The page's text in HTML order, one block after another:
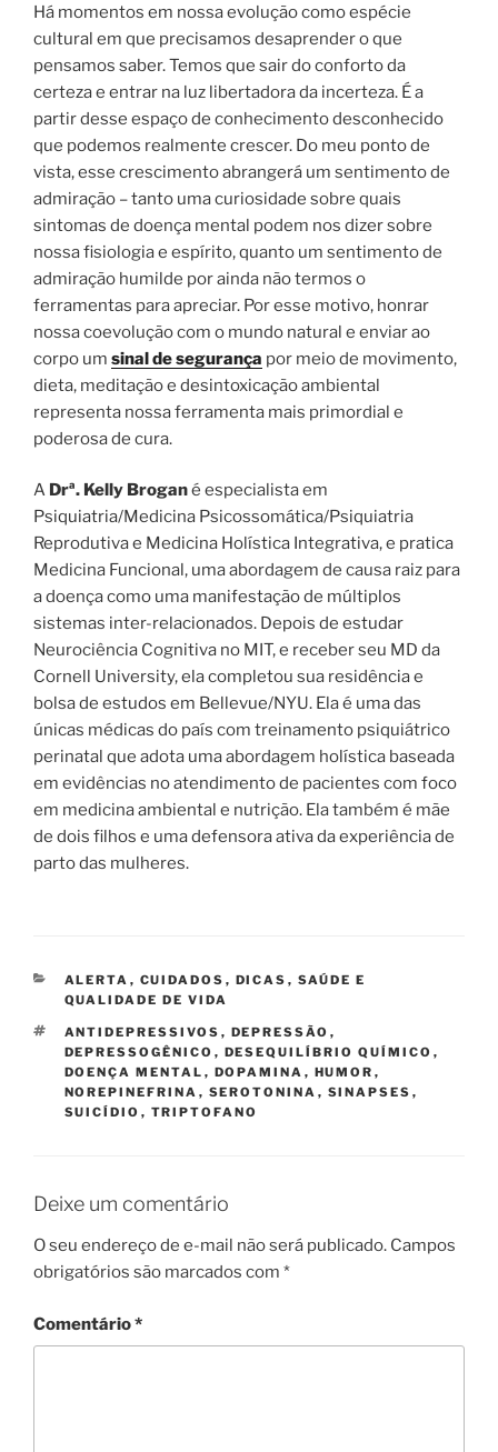
Há momentos em nossa evolução como espécie
cultural em que precisamos desaprender o que
pensamos saber. Temos que sair do conforto da
certeza e entrar na luz libertadora da incerteza. É a
partir desse espaço de conhecimento desconhecido
que podemos realmente crescer. Do meu ponto de
vista, esse crescimento abrangerá um sentimento de
admiração – tanto uma curiosidade sobre quais
sintomas de doença mental podem nos dizer sobre
nossa fisiologia e espírito, quanto um sentimento de
admiração humilde por ainda não termos o
ferramentas para apreciar. Por esse motivo, honrar
nossa coevolução com o mundo natural e enviar ao
corpo um sinal de segurança por meio de movimento,
dieta, meditação e desintoxicação ambiental
representa nossa ferramenta mais primordial e
poderosa de cura.
A Drª. Kelly Brogané especialista em
Psiquiatria/Medicina Psicossomática/Psiquiatria
Reprodutiva e Medicina Holística Integrativa, e pratica
Medicina Funcional, uma abordagem de causa raiz para
a doença como uma manifestação de múltiplos
sistemas inter-relacionados. Depois de estudar
Neurociência Cognitiva no MIT, e receber seu MD da
Cornell University, ela completou sua residência e
bolsa de estudos em Bellevue/NYU. Ela é uma das
únicas médicas do país com treinamento psiquiátrico
perinatal que adota uma abordagem holística baseada
em evidências no atendimento de pacientes com foco
em medicina ambiental e nutrição. Ela também é mãe
de dois filhos e uma defensora ativa da experiência de
parto das mulheres.
CATEGORIAS
ALERTA , CUIDADOS , DICAS , SAÚDE E
QUALIDADE DE VIDA
TAGS
ANTIDEPRESSIVOS , DEPRESSÃO ,
DEPRESSOGÊNICO , DESEQUILÍBRIO QUÍMICO ,
DOENÇA MENTAL , DOPAMINA , HUMOR ,
NOREPINEFRINA , SEROTONINA , SINAPSES ,
SUICÍDIO , TRIPTOFANO
Deixe um comentário
O seu endereço de e-mail não será publicado. Campos
obrigatórios são marcados com *
Comentário*